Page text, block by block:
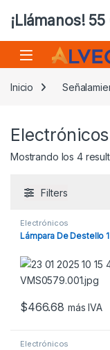
¡Llámanos!
Inicio
Electrónicos
Mostrando los 4
Filters
Electrónicos
Lámpara De Destello
$466.68 más IVA
Electrónicos